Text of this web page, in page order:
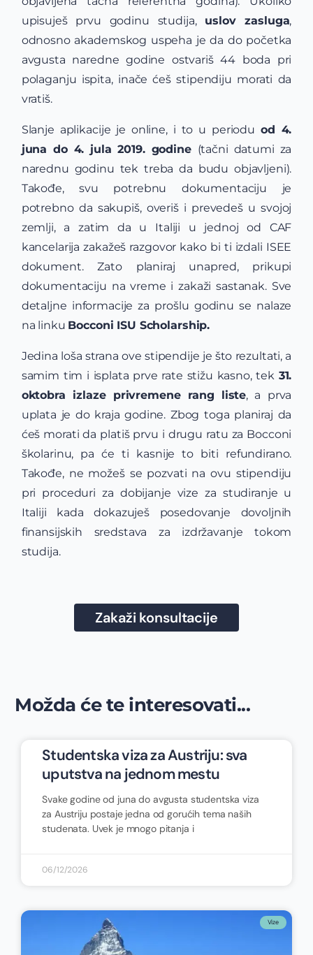
upisuješ prvu godinu studija, uslov zasluga,
odnosno akademskog uspeha je da do početka
avgusta naredne godine ostvariš 44 boda pri
polaganju ispita, inače ćeš stipendiju morati da
vratiš.
Slanje aplikacije je online, i to u periodu od 4.
juna do 4. jula 2019. godine (tačni datumi za
narednu godinu tek treba da budu objavljeni).
Takođe, svu potrebnu dokumentaciju je
potrebno da sakupiš, overiš i prevedeš u svojoj
zemlji, a zatim da u Italiji u jednoj od CAF
kancelarija zakažeš razgovor kako bi ti izdali ISEE
dokument. Zato planiraj unapred, prikupi
dokumentaciju na vreme i zakaži sastanak. Sve
detaljne informacije za prošlu godinu se nalaze
na linku Bocconi ISU Scholarship.
Jedina loša strana ove stipendije je što rezultati, a
samim tim i isplata prve rate stižu kasno, tek 31.
oktobra izlaze privremene rang liste, a prva
uplata je do kraja godine. Zbog toga planiraj da
ćeš morati da platiš prvu i drugu ratu za Bocconi
školarinu, pa će ti kasnije to biti refundirano.
Takođe, ne možeš se pozvati na ovu stipendiju
pri proceduri za dobijanje vize za studiranje u
Italiji kada dokazuješ posedovanje dovoljnih
finansijskih sredstava za izdržavanje tokom
studija.
Zakaži konsultacije
Možda će te interesovati...
Studentska viza za Austriju: sva
uputstva na jednom mestu
Svake godine od juna do avgusta studentska viza
za Austriju postaje jedna od gorućih tema naših
studenata. Uvek je mnogo pitanja i
06/12/2026
Vize